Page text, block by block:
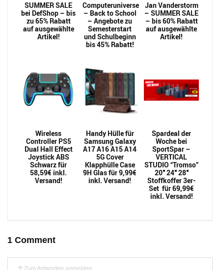
SUMMER SALE
bei DefShop – bis
zu 65% Rabatt
auf ausgewählte
Artikel!
Computeruniverse
– Back to School
– Angebote zu
Semesterstart
und Schulbeginn
bis 45% Rabatt!
Jan Vanderstorm
– SUMMER SALE
– bis 60% Rabatt
auf ausgewählte
Artikel!
Wireless
Controller PS5
Dual Hall Effect
Joystick ABS
Schwarz für
58,59€ inkl.
Versand!
Handy Hülle für
Samsung Galaxy
A17 A16 A15 A14
5G Cover
Klapphülle Case
9H Glas für 9,99€
inkl. Versand!
Spardeal der
Woche bei
SportSpar –
VERTICAL
STUDIO “Tromso”
20″ 24″ 28″
Stoffkoffer 3er-
Set für 69,99€
inkl. Versand!
1 Comment
Zum Antworten anmelden